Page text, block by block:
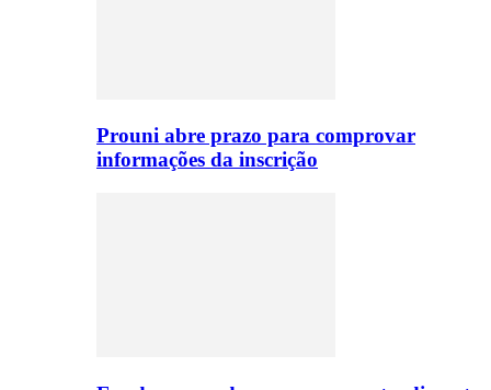
Prouni abre prazo para comprovar
informações da inscrição